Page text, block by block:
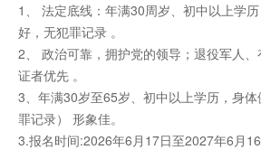
1、 法定底线：年满30周岁、初中以上学
好，无犯罪记录 。
2、 政治可靠，拥护党的领导；退役军人
证者优先 。
3、年满30岁至65岁、初中以上学历，身
罪记录） 形象佳。
3.报名时间:2026年6月17日至2027年6月